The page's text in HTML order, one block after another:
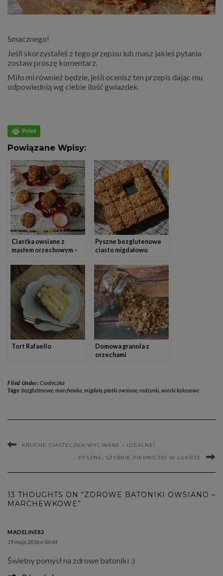
Smacznego!
Jeśli skorzystałeś z tego przepisu lub masz jakieś pytania
zostaw proszę komentarz.
Miło mi również będzie, jeśli ocenisz ten przepis dając mu
odpowiednią wg ciebie ilość gwiazdek.
Powiązane Wpisy:
Ciastka owsiane z
masłem orzechowym –
Pyszne bezglutenowe
ciasto migdałowo
Tort Rafaello
Domowa granola z
orzechami
Filed Under:Ciasteczka
Tags: bezglutenowe, marchewka migdały,płatki owsiane, rodzynki, wiórki kokosowe
KRUCHE CIASTECZKA WYCINANE – IDEALNE!
PYSZNE, SZYBKIE PIERNICZKI W LUKRZE
13 THOUGHTS ON “ZDROWE BATONIKI OWSIANO –
MARCHEWKOWE”
MADELINE82
19 maja 2016 o 06:44
Świetny pomysł na zdrowe batoniki :)